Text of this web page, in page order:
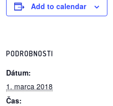
Add to calendar
PODROBNOSTI
Dátum:
1. marca 2018
Čas: